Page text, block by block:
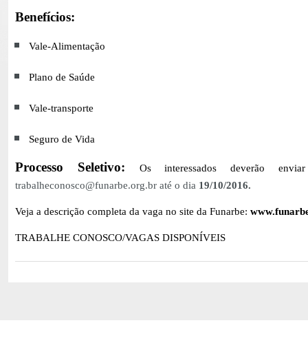
Benefícios:
Vale-Alimentação
Plano de Saúde
Vale-transporte
Seguro de Vida
Processo Seletivo:
Os interessados deverão
trabalheconosco@funarbe.org.br até o dia 19/10/2016.
Veja a descrição completa da vaga no site da Funarbe:
TRABALHE CONOSCO/VAGAS DISPONÍVEIS